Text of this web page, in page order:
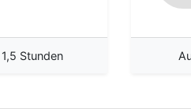
Stunden